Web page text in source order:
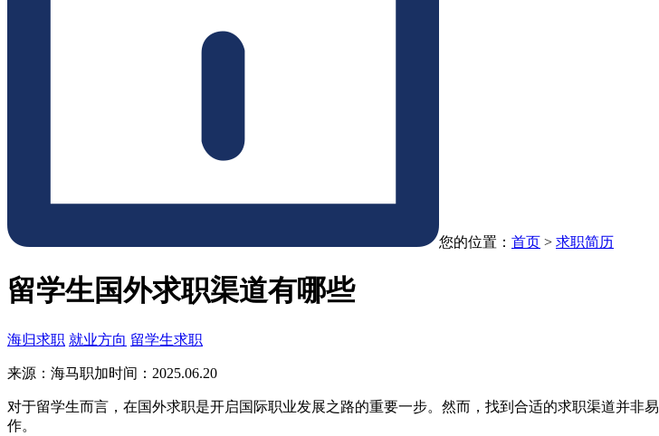
您的位置： 首页 > 求职简历
留学生国外求职渠道有哪些
海归求职 就业方向 留学生求职
来源：海马职加时间：2025.06.20
对于留学生而言，在国外求职是开启国际职业发展之路的重要一步。然而，找到合适的求职渠道并
作。